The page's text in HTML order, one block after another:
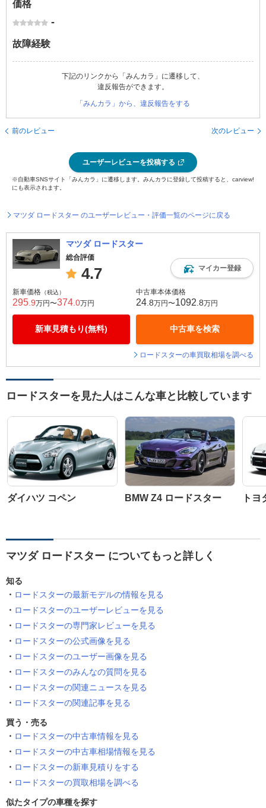
価格
-
故障経験
下記のリンクから「みんカラ」に遷移して、
違反報告ができます。
「みんカラ」から、違反報告をする
前のレビュー 次のレビュー
ユーザーレビューを投稿する
※自動車SNSサイト「みんカラ」に遷移します。みんカラに登録して投稿すると、carview!
にも表示されます。
マツダ ロードスター のユーザーレビュー・評価一覧のページに戻る
マツダ ロードスター
総合評価
4.7 マイカー登録
新車価格 （税込）
295 .9万円〜374 .0万円
新車見積もり(無料)
中古車本体価格
24 .8万円〜1092 .8万円
中古車を検索
ロードスターの車買取相場を調べる
ロードスターを見た人はこんな車と比較しています
ダイハツ コペン BMW Z4 ロードスター トヨ
マツダ ロードスター についてもっと詳しく
知る
ロードスターの最新モデルの情報を見る
ロードスターのユーザーレビューを見る
ロードスターの専門家レビューを見る
ロードスターの公式画像を見る
ロードスターのユーザー画像を見る
ロードスターのみんなの質問を見る
ロードスターの関連ニュースを見る
ロードスターの関連記事を見る
買う・売る
ロードスターの中古車情報を見る
ロードスターの中古車相場情報を見る
ロードスターの新車見積りをする
ロードスターの買取相場を調べる
似たタイプの車種を探す